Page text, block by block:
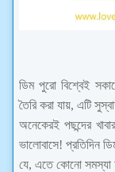
ডিম পুরো বিশ্বেই
তৈরি করা যায়, এটি
অনেকেরই পছন্দের
ভালোবাসে! প্রতিদিন
যে, এতে কোনো সমস্যা